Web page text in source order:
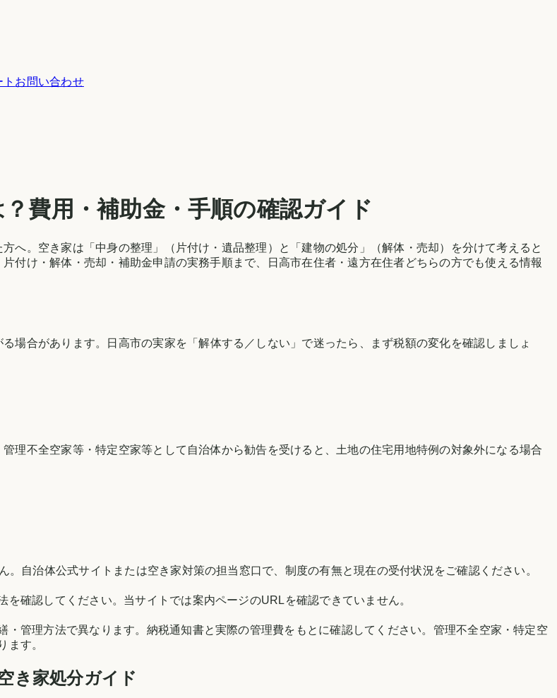
お問い合わせ
費用・補助金・手順の確認ガイド
へ。空き家は「中身の整理」（片付け・遺品整理）と「建物の処分」（解体・売却）を分けて考えると
付け・解体・売却・補助金申請の実務手順まで、
日高市在住者・遠方在住者どちらの方でも使える情報
場合があります。 日高市の実家を「解体する／しない」で迷ったら、まず税額の変化を確認しましょ
理不全空家等・特定空家等として自治体から勧告を受けると、土地の住宅用地特例の対象外になる場合
自治体公式サイトまたは空き家対策の担当窓口で、制度の有無と現在の受付状況をご確認ください。
確認してください。当サイトでは案内ページのURLを確認できていません。
管理方法で異なります。納税通知書と実際の管理費をもとに確認してください。管理不全空家・特定空
ます。
き家処分ガイド